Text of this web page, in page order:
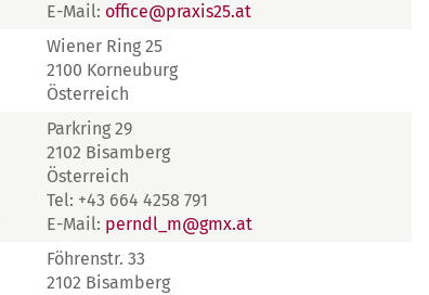
E-Mail: office@praxis25.at
Wiener Ring 25
2100 Korneuburg
Österreich
Parkring 29
2102 Bisamberg
Österreich
Tel: +43 664 4258 791
E-Mail: perndl_m@gmx.at
Föhrenstr. 33
2102 Bisamberg